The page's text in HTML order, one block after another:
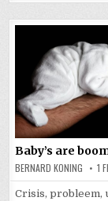
Baby’s are
BERNARD KONING 1
Crisis, probleem,